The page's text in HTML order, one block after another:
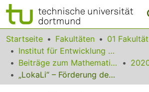
Bereiche & Sammlungen
Das gesamte Repositorium
Statistiken
Startseite Fakultäten
Institut für Entwicklung und Erforschung des Mathematikunterrichts
Beiträge zum Mathematikunterricht
„LokaLi“ – Förderung des Tangentenbegriffs über den Aspekt der lokalen Schmieggeraden